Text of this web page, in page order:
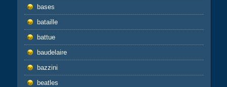
bases
bataille
battue
baudelaire
bazzini
beatles